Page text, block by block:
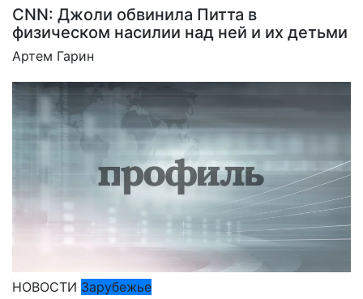
CNN: Джоли обвинила Питта в
физическом насилии над ней и их детьми
Артем Гарин
НОВОСТИ Зарубежье